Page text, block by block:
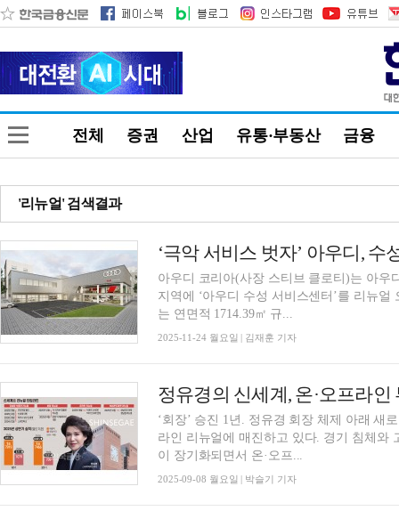
전체 증권 산업 유통·부동산 금융
'리뉴얼' 검색결과
‘극악 서비스 벗자’ 아우디,
아우디 코리아(사장 스티브 클로티)는 아우
지역에 ‘아우디 수성 서비스센터’를 리뉴얼 오픈했다고 24
는 연면적 1714.39㎡ 규...
2025-11-24 월요일 | 김재훈 기자
정유경의 신세계, 온·오프라인
‘회장’ 승진 1년. 정유경 회장 체제 아래 새
라인 리뉴얼에 매진하고 있다. 경기 침체와
이 장기화되면서 온·오프...
2025-09-08 월요일 | 박슬기 기자